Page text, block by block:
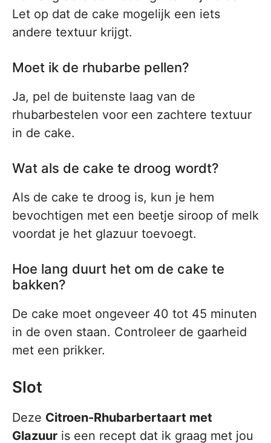
Let op dat de cake mogelijk een iets
andere textuur krijgt.
Moet ik de rhubarbe pellen?
Ja, pel de buitenste laag van de
rhubarbestelen voor een zachtere textuur
in de cake.
Wat als de cake te droog wordt?
Als de cake te droog is, kun je hem
bevochtigen met een beetje siroop of melk
voordat je het glazuur toevoegt.
Hoe lang duurt het om de cake te
bakken?
De cake moet ongeveer 40 tot 45 minuten
in de oven staan. Controleer de gaarheid
met een prikker.
Slot
Deze Citroen-Rhubarbertaart met
Glazuur is een recept dat ik graag met jou